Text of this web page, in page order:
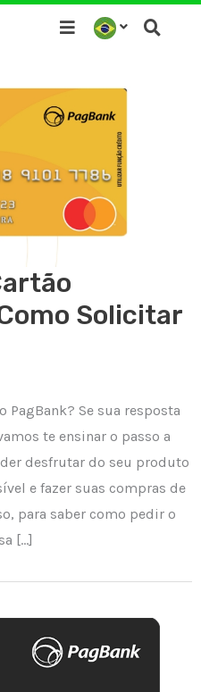
Solicitar
PagBank? Se sua resposta
te ensinar o passo a
desfrutar do seu produto
e fazer suas compras de
para saber como pedir o
[…]